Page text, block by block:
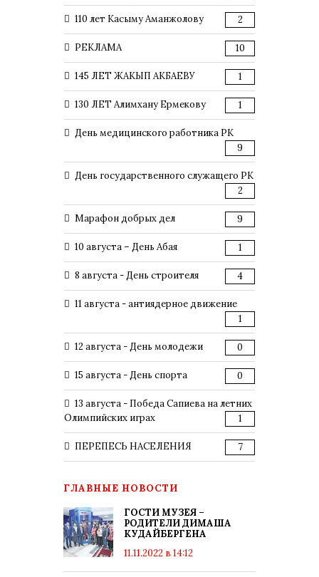
110 лет Касыму Аманжолову 2
РЕКЛАМА 10
145 ЛЕТ ЖАКЫП АКБАЕВУ 1
130 ЛЕТ Алимхану Ермекову 1
День медицинского работника РК
9
День государственного служащего РК
2
Марафон добрых дел 9
10 августа – День Абая 1
8 августа - День строителя 4
11 августа - антиядерное движение
1
12 августа - День молодежи 0
15 августа - День спорта 0
13 августа - Победа Сапиева на летних
Олимпийских играх
1
ПЕРЕПЕСЬ НАСЕЛЕНИЯ 7
ГЛАВНЫЕ НОВОСТИ
ГОСТИ МУЗЕЯ –
РОДИТЕЛИ ДИМАША
КУДАЙБЕРГЕНА
11.11.2022 в 14:12